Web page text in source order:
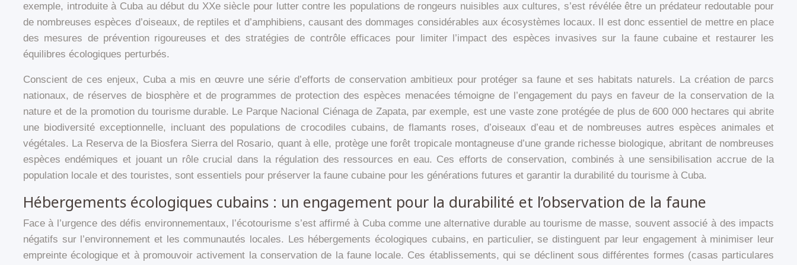
exemple, introduite à Cuba au début du XXe siècle pour lutter contre les populations de rongeurs nuisibles aux cultures, s’est révélée être un prédateur redoutable pour
de nombreuses espèces d’oiseaux, de reptiles et d’amphibiens, causant des dommages considérables aux écosystèmes locaux. Il est donc essentiel de mettre en place
des mesures de prévention rigoureuses et des stratégies de contrôle efficaces pour limiter l’impact des espèces invasives sur la faune cubaine et restaurer les
équilibres écologiques perturbés.
Conscient de ces enjeux, Cuba a mis en œuvre une série d’efforts de conservation ambitieux pour protéger sa faune et ses habitats naturels. La création de parcs
nationaux, de réserves de biosphère et de programmes de protection des espèces menacées témoigne de l’engagement du pays en faveur de la conservation de la
nature et de la promotion du tourisme durable. Le Parque Nacional Ciénaga de Zapata, par exemple, est une vaste zone protégée de plus de 600 000 hectares qui abrite
une biodiversité exceptionnelle, incluant des populations de crocodiles cubains, de flamants roses, d’oiseaux d’eau et de nombreuses autres espèces animales et
végétales. La Reserva de la Biosfera Sierra del Rosario, quant à elle, protège une forêt tropicale montagneuse d’une grande richesse biologique, abritant de nombreuses
espèces endémiques et jouant un rôle crucial dans la régulation des ressources en eau. Ces efforts de conservation, combinés à une sensibilisation accrue de la
population locale et des touristes, sont essentiels pour préserver la faune cubaine pour les générations futures et garantir la durabilité du tourisme à Cuba.
Hébergements écologiques cubains : un engagement pour la durabilité et l’observation de la faune
Face à l’urgence des défis environnementaux, l’écotourisme s’est affirmé à Cuba comme une alternative durable au tourisme de masse, souvent associé à des impacts
négatifs sur l’environnement et les communautés locales. Les hébergements écologiques cubains, en particulier, se distinguent par leur engagement à minimiser leur
empreinte écologique et à promouvoir activement la conservation de la faune locale. Ces établissements, qui se déclinent sous différentes formes (casas particulares